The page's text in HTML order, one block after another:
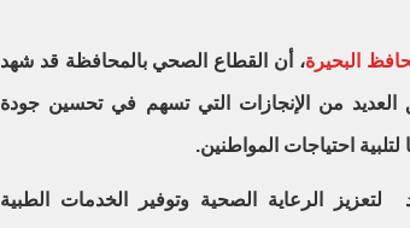
البحيرة، أن القطاع الصحي بالمحافظة قد شهد
من الإنجازات التي تسهم في تحسين جودة
احتياجات المواطنين.
الرعاية الصحية وتوفير الخدمات الطبية